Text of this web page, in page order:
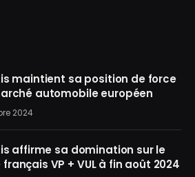
maintient sa position de force
automobile européen
2024
affirme sa domination sur le
VP + VUL à fin août 2024